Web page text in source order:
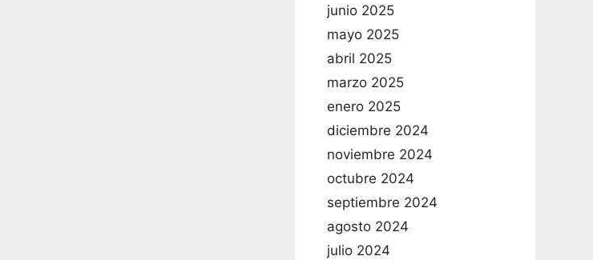
junio 2025
mayo 2025
abril 2025
marzo 2025
enero 2025
diciembre 2024
noviembre 2024
octubre 2024
septiembre 2024
agosto 2024
julio 2024